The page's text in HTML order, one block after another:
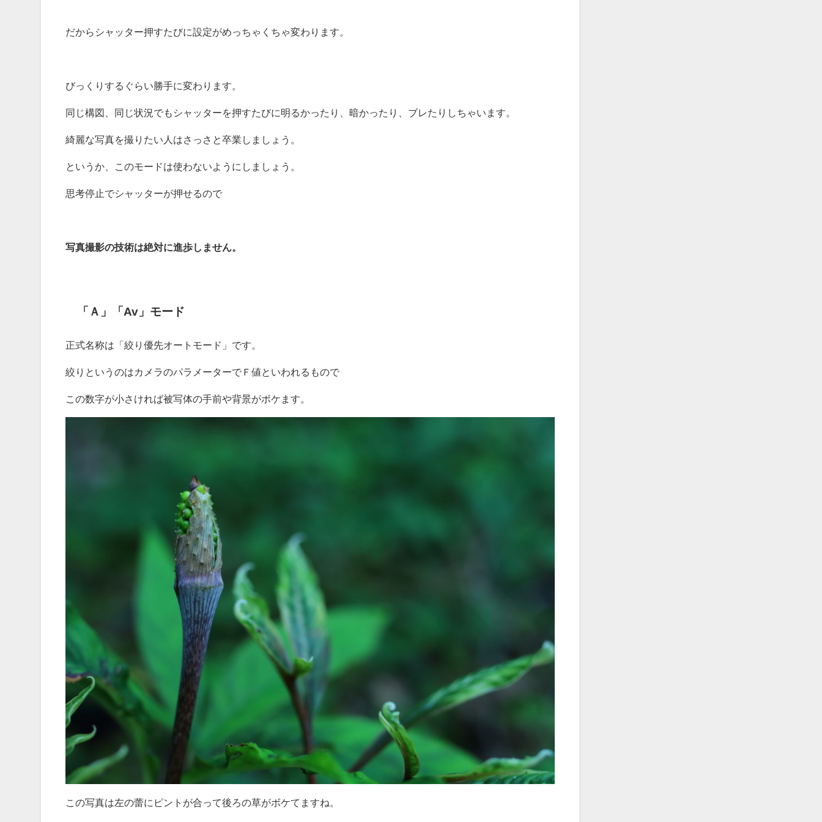
だからシャッター押すたびに設定がめっちゃくちゃ変わります。
びっくりするぐらい勝手に変わります。
同じ構図、同じ状況でもシャッターを押すたびに明るかったり、暗かったり、ブレたりしちゃいます。
綺麗な写真を撮りたい人はさっさと卒業しましょう。
というか、このモードは使わないようにしましょう。
思考停止でシャッターが押せるので
写真撮影の技術は絶対に進歩しません。
「Ａ」「Av」モード
正式名称は「絞り優先オートモード」です。
絞りというのはカメラのパラメーターでＦ値といわれるもので
この数字が小さければ被写体の手前や背景がボケます。
この写真は左の蕾にピントが合って後ろの草がボケてますね。